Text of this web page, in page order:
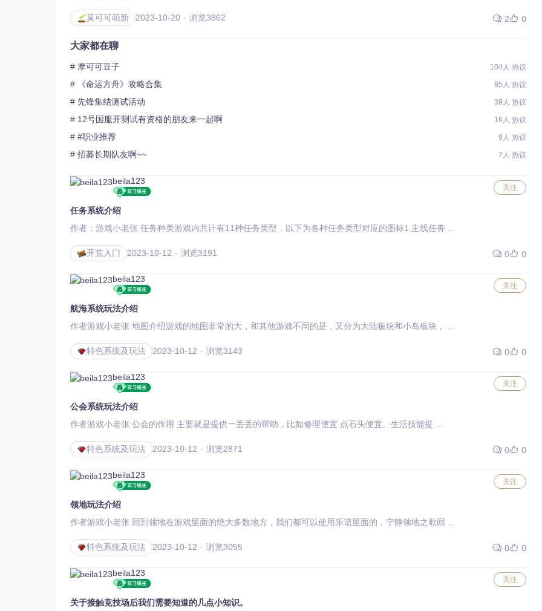
莫可可萌新 2023-10-20 浏览3862 2 0
大家都在聊
# 摩可可豆子 104人 热议
# 《命运方舟》攻略合集 85人 热议
# 先锋集结测试活动 39人 热议
# 12号国服开测试有资格的朋友来一起啊 16人 热议
# #职业推荐 9人 热议
# 招募长期队友啊~~ 7人 热议
beila123
关注
任务系统介绍
作者：游戏小老张 任务种类游戏内共计有11种任务类型，以下为各种任务类型对应的图标1.主线任务 ...
开荒入门 2023-10-12 浏览3191 0 0
beila123
关注
航海系统玩法介绍
作者游戏小老张 地图介绍游戏的地图非常的大，和其他游戏不同的是，又分为大陆板块和小岛板块， ...
特色系统及玩法 2023-10-12 浏览3143 0 0
beila123
关注
公会系统玩法介绍
作者游戏小老张 公会的作用 主要就是提供一丢丢的帮助，比如修理便宜 点石头便宜。生活技能提 ...
特色系统及玩法 2023-10-12 浏览2871 0 0
beila123
关注
领地玩法介绍
作者游戏小老张 回到领地在游戏里面的绝大多数地方，我们都可以使用乐谱里面的，宁静领地之歌回 ...
特色系统及玩法 2023-10-12 浏览3055 0 0
beila123
关注
关于接触竞技场后我们需要知道的几点小知识。